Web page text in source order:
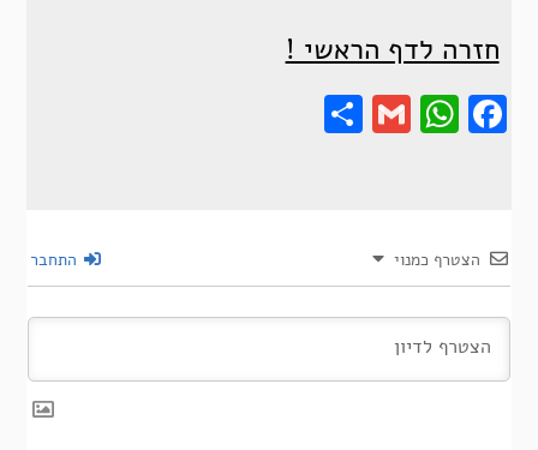
חזרה לדף הראשי !
Gmail
Share
הצטרף כמנוי התחבר